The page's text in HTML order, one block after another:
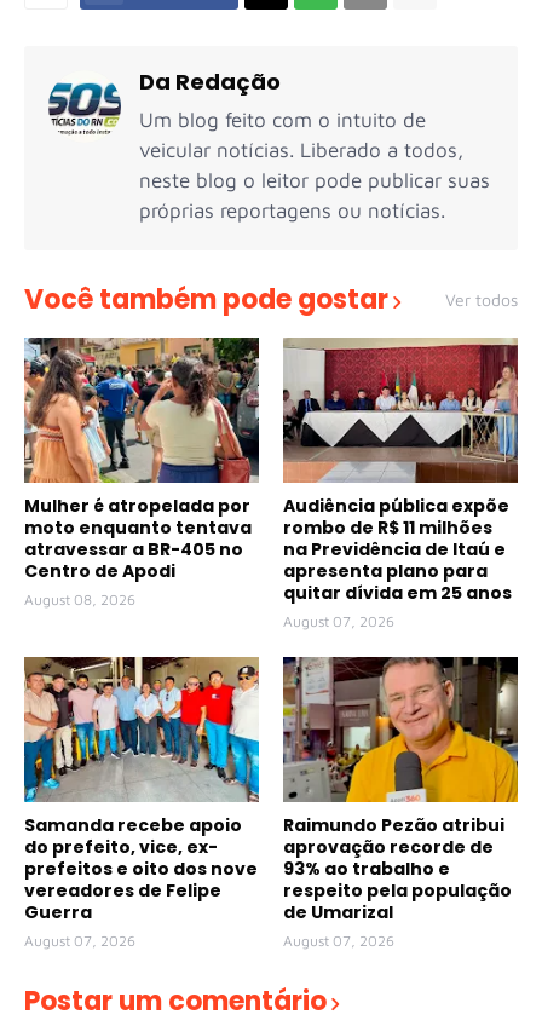
Da Redação
Um blog feito com o intuito de
veicular notícias. Liberado a todos,
neste blog o leitor pode publicar suas
próprias reportagens ou notícias.
Você também pode gostar Ver todos
Mulher é atropelada por
moto enquanto tentava
atravessar a BR-405 no
Centro de Apodi
August 08, 2026
Audiência pública expõe
rombo de R$ 11 milhões
na Previdência de Itaú e
apresenta plano para
quitar dívida em 25 anos
August 07, 2026
Samanda recebe apoio
do prefeito, vice, ex-
prefeitos e oito dos nove
vereadores de Felipe
Guerra
August 07, 2026
Raimundo Pezão atribui
aprovação recorde de
93% ao trabalho e
respeito pela população
de Umarizal
August 07, 2026
Postar um comentário